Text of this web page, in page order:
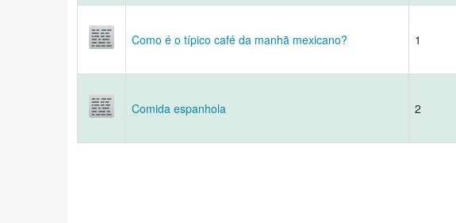
Como é o típico café da manhã mexicano? 1
Comida espanhola 2